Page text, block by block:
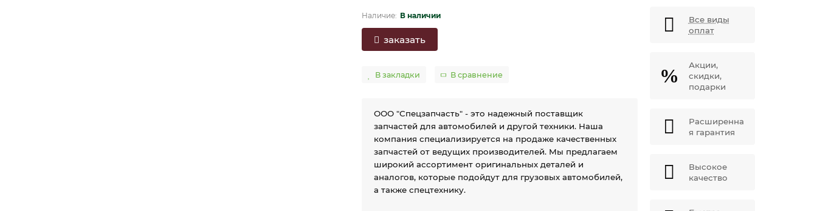
В наличии
заказать
В закладки В сравнение
ООО "Спецзапчасть" - это надежный поставщик
запчастей для автомобилей и другой техники. Наша
компания специализируется на продаже качественных
запчастей от ведущих производителей. Мы предлагаем
широкий ассортимент оригинальных деталей и
аналогов, которые подойдут для грузовых автомобилей,
а также спецтехнику.
Все виды
оплат
Акции,
скидки,
подарки
Расширенна
я гарантия
Высокое
качество